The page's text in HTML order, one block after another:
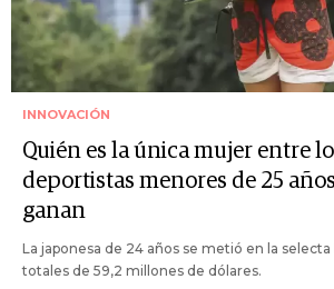
INNOVACIÓN
Quién es la única mujer entre
deportistas menores de 25
ganan
La japonesa de 24 años se metió en la
totales de 59,2 millones de dólares.